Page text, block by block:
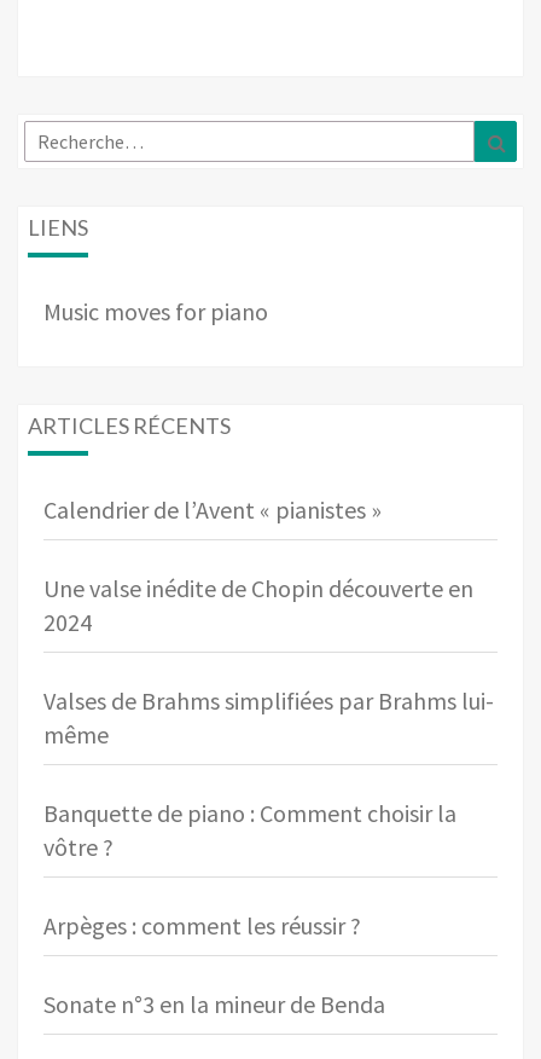
Rechercher :
LIENS
Music moves for piano
ARTICLES RÉCENTS
Calendrier de l’Avent « pianistes »
Une valse inédite de Chopin découverte en
2024
Valses de Brahms simplifiées par Brahms lui-
même
Banquette de piano : Comment choisir la
vôtre ?
Arpèges : comment les réussir ?
Sonate n°3 en la mineur de Benda